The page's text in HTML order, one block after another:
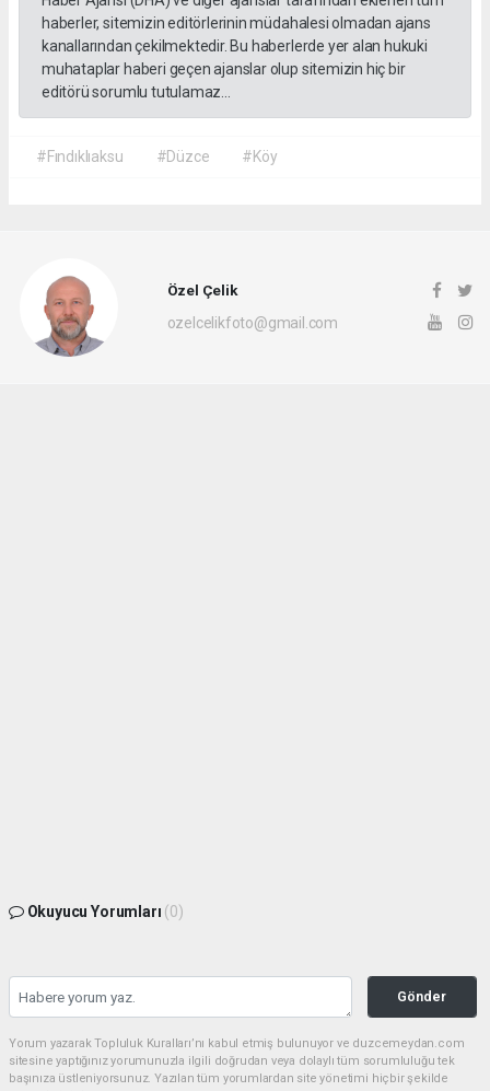
haberler, sitemizin editörlerinin müdahalesi olmadan ajans
kanallarından çekilmektedir. Bu haberlerde yer alan hukuki
muhataplar haberi geçen ajanslar olup sitemizin hiç bir
editörü sorumlu tutulamaz...
#Fındıklıaksu #Düzce #Köy
Özel Çelik
ozelcelikfoto@gmail.com
Okuyucu Yorumları (0)
Gönder
Yorum yazarak Topluluk Kuralları’nı kabul etmiş bulunuyor ve duzcemeydan.com
sitesine yaptığınız yorumunuzla ilgili doğrudan veya dolaylı tüm sorumluluğu tek
başınıza üstleniyorsunuz. Yazılan tüm yorumlardan site yönetimi hiçbir şekilde